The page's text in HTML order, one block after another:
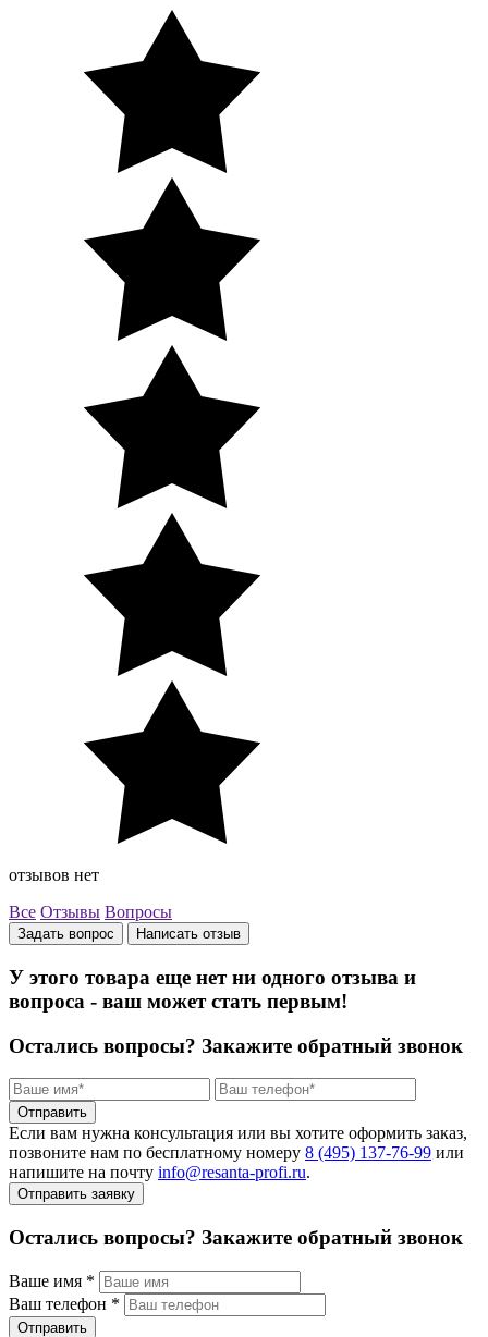
отзывов нет
Все Отзывы Вопросы
Задать вопрос Написать отзыв
У этого товара еще нет ни одного отзыва и
вопроса - ваш может стать первым!
Остались вопросы? Закажите обратный звонок
Отправить
Если вам нужна консультация или вы хотите оформить заказ,
позвоните нам по бесплатному номеру 8 (495) 137‑76‑99 или
напишите на почту info@resanta‑profi.ru.
Отправить заявку
Остались вопросы? Закажите обратный звонок
Ваше имя *
Ваш телефон *
Отправить